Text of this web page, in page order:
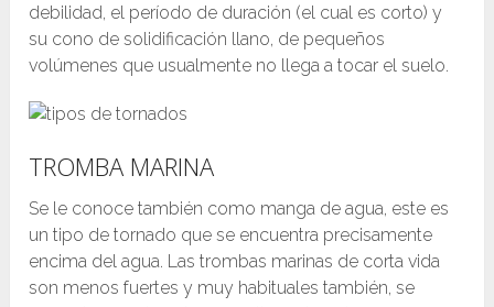
debilidad, el período de duración (el cual es corto) y
su cono de solidificación llano, de pequeños
volúmenes que usualmente no llega a tocar el suelo.
TROMBA MARINA
Se le conoce también como manga de agua, este es
un tipo de tornado que se encuentra precisamente
encima del agua. Las trombas marinas de corta vida
son menos fuertes y muy habituales también, se